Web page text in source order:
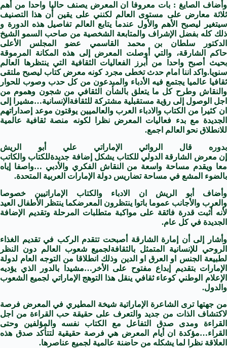
وأضاف الصايغ : بات معروفا ان المعرض يصنف حاليا واحدا من أهم
ثلاثة معارض على مستوى العالم لكنني على يقين أن هذا التصنيف
سيتغير ليصبح الأهم والأول عندما يتابع العالم تفاصيل هذه الدورة و
ذلك كله بفضل الإشراف والمتابعة الشخصية من صاحب السمو الشيخ
الدكتور سلطان بن محمد القاسمي عضو المجلس الأعلى
حاكم
الشارقة، والتي أوصلت المعرض إلى هذه المكانة المرموقة
بحيث أصبح واحدا من أبرز الفعاليات الثقافية التي ينتظرها العالم
سنويا.واكد اننا امام حدث تخطى مجرد كونه معرض كتاب ليصبح ملتقى
ثقافيا عالميا يجتمع فيه الأدباء والمبدعون من كل حدب وصوب للحوار
والنقاش وطرح كل ما يتعلق بالشأن الثقافي من شجون وهموم من
اجل الوصول إلى رؤية مستقبلية مشتركة للثقافة الإنسانية…مشيرا إلى
ان كثيرا من الكتاب و الادباء العرب والعالميين يوقتون موعد إصداراتهم
الجديدة مع بدء فعاليات المعرض نظرا لكونه منصة ثقافية عالمية
للانطلاق نحو العالم اجمع.
بدوره قال الروائي الإماراتي علي أبو الريش
إن معرض الشارقة الدولي للكتاب يشكل إضافة جديدةللكتاب والكاتب
معا ويقدم مساحة واسعة من النقاش الفكري والأدبي …واصفا إياه
بالضوء المشع في مساحة تضاريس دولة الإمارات العربية المتحدة.
وأضاف أبو الريش ان
الادباء والكتاب الإماراتيين خصوصا
و العرب والأجانب عموما باتوا ينتظرون المعرضكما ينتظر الأطفال العيد
لأنه أثبت قدرة فائقة على مواكبة متطلبات المرحلة وتقديم الإضافة
الجديدة في كل عام.
وأشار إلى أن إمارة
الشارقة أصبحت تتقدم الركب في تقديم الغذاء
الروحي للإنسانية المتمثل بالثقافةلجميع شعوب العالم دون النظر
لطبيعة الجنس او العرق او الدين وذلك انطلاقا من التوجه العام لدولة
الإمارات بتقديم إبداع مفتوح على الأخر…مشيدا بالدور الذي يؤديه
الإعلام الوطني كوعاء ثقافي ينقل هذا التوهج الإماراتي لجميع الشعوب
والدول.
من جهتها ترى الشاعرة الإماراتية شيخة المطيري في المعرض فرصة
لاكتشاف الذات من جديد والتعرف على حقيقة حب القراءة من اجل
القراءة ومدى صدق التفاعل مع الكتاب نفسه والمؤلفين وحتى
القراء…مؤكدة ان أيام المعرض هي فرصة حقيقية لتتأكد صدق هذه
العلاقة نظرا لما يشكله من حاضنة عالمية لجميع عناصرها.